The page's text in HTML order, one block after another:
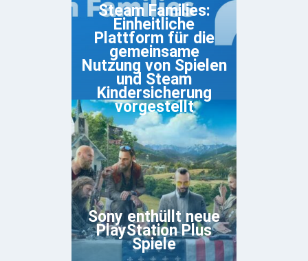
Steam Families:
Einheitliche
Plattform für die
gemeinsame
Nutzung von Spielen
und Steam
Kindersicherung
vorgestellt
Sony enthüllt neue
PlayStation Plus
Spiele